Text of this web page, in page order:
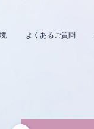
よくあるご質問